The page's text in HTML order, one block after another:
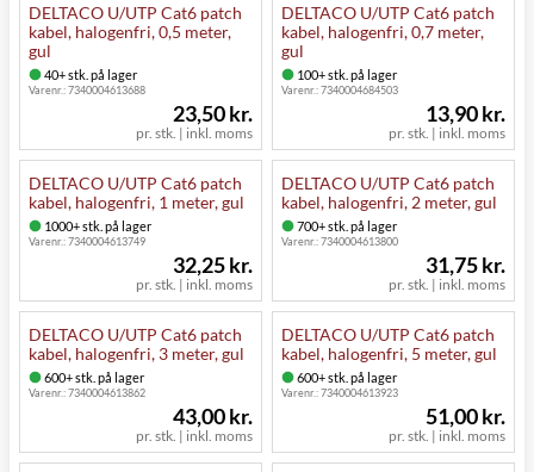
DELTACO U/UTP Cat6 patch
kabel, halogenfri, 0,5 meter,
gul
40+ stk. på lager
Varenr.:7340004613688
pr. stk. | inkl. moms
23,50 kr.
DELTACO U/UTP Cat6 patch
kabel, halogenfri, 0,7 meter,
gul
100+ stk. på lager
Varenr.:7340004684503
pr. stk. | inkl. moms
13,90 kr.
DELTACO U/UTP Cat6 patch
kabel, halogenfri, 1 meter, gul
1000+ stk. på lager
Varenr.:7340004613749
pr. stk. | inkl. moms
32,25 kr.
DELTACO U/UTP Cat6 patch
kabel, halogenfri, 2 meter, gul
700+ stk. på lager
Varenr.:7340004613800
pr. stk. | inkl. moms
31,75 kr.
DELTACO U/UTP Cat6 patch
kabel, halogenfri, 3 meter, gul
600+ stk. på lager
Varenr.:7340004613862
pr. stk. | inkl. moms
43,00 kr.
DELTACO U/UTP Cat6 patch
kabel, halogenfri, 5 meter, gul
600+ stk. på lager
Varenr.:7340004613923
pr. stk. | inkl. moms
51,00 kr.